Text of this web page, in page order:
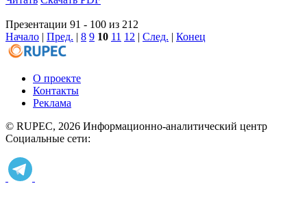
Презентации 91 - 100 из 212
Начало | Пред. | 8 9 10 11 12 | След. | Конец
О проекте
Контакты
Реклама
© RUPEC, 2026 Информационно-аналитический центр
Социальные сети: